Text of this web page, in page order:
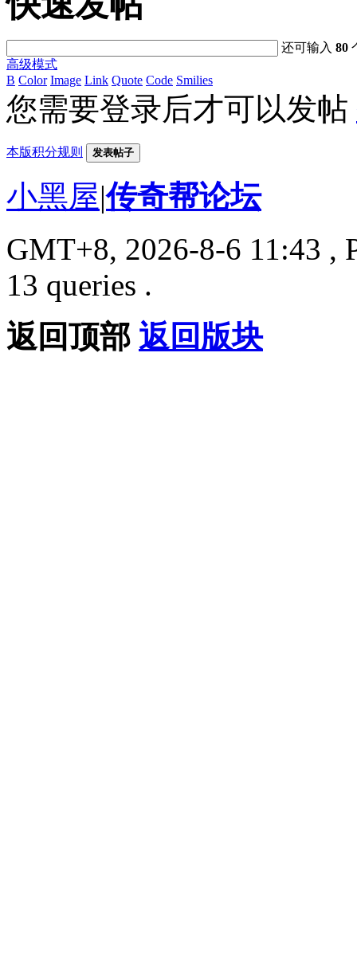
还可输入80
高级模式
B Color Image Link Quote Code Smilies
您需要登录后才可以发帖
本版积分规则 发表帖子
小黑屋|传奇帮论坛
GMT+8, 2026-8-6 11:43 ,
13 queries .
返回顶部 返回版块